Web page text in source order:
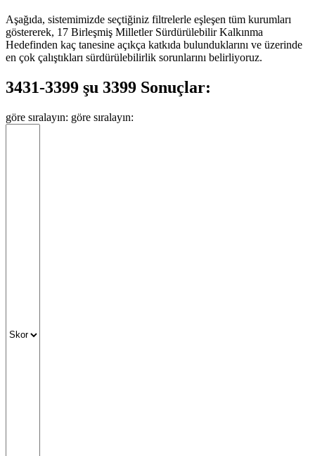
Aşağıda, sistemimizde seçtiğiniz filtrelerle eşleşen tüm kurumları
göstererek, 17 Birleşmiş Milletler Sürdürülebilir Kalkınma
Hedefinden kaç tanesine açıkça katkıda bulunduklarını ve üzerinde
en çok çalıştıkları sürdürülebilirlik sorunlarını belirliyoruz.
3431-3399 şu 3399 Sonuçlar:
göre sıralayın: göre sıralayın: